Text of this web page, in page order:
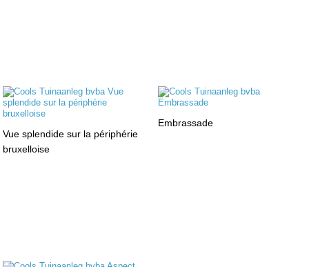
Vue splendide sur la périphérie
bruxelloise
Embrassade